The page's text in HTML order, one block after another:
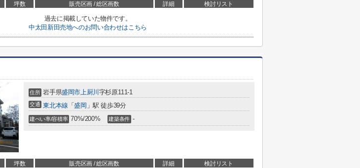
坪数 販売区画 / 総区画数 詳細 検討リスト
過去に掲載していた物件です。
中太田新田売地へのお問い合わせはこちら
住所 岩手県盛岡市上厨川 字杉原111-1
交通 東北本線 「盛岡 」駅 徒歩39分
建ぺい率/容積率 70%/200% 建築条件 -
坪数 販売区画 / 総区画数 詳細 検討リスト